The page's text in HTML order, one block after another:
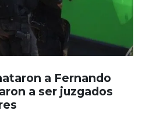
a Fernando
a ser juzgados